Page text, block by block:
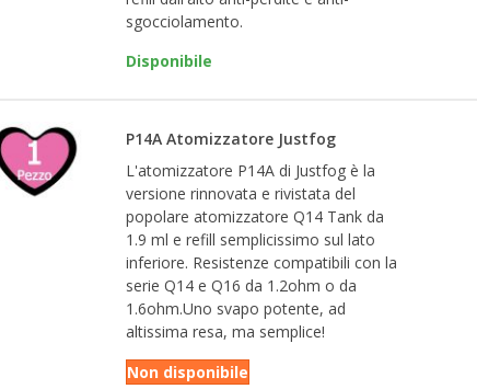
sgocciolamento.
Disponibile
P14A Atomizzatore Justfog
L'atomizzatore P14A di Justfog è la
versione rinnovata e rivistata del
popolare atomizzatore Q14 Tank da
1.9 ml e refill semplicissimo sul lato
inferiore. Resistenze compatibili con la
serie Q14 e Q16 da 1.2ohm o da
1.6ohm.Uno svapo potente, ad
altissima resa, ma semplice!
Non disponibile